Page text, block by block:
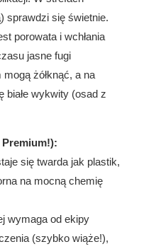
sprawdzi się świetnie.
porowata i wchłania
jasne fugi
żółknąć, a na
białe wykwity (osad z
się twarda jak plastik,
na mocną chemię
wymaga od ekipy
(szybko wiąże!),